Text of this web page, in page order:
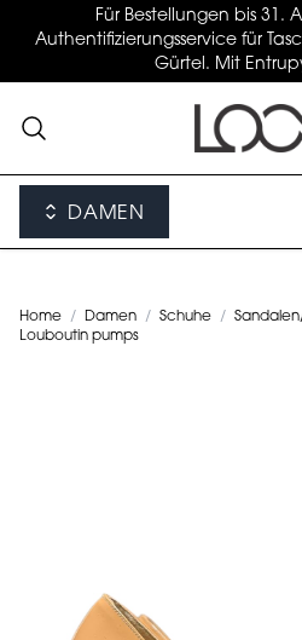
Für Bestellungen bis 31.
Authentifizierungsservice für
Gürtel. Mit
DAMEN
Home / Damen / Schuhe /
Louboutin pumps